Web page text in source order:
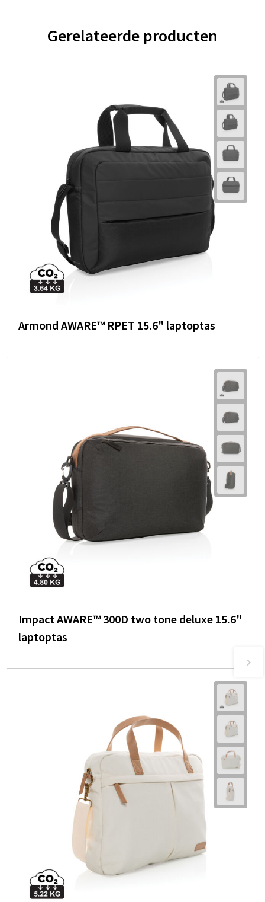
Gerelateerde producten
Armond AWARE™ RPET 15.6" laptoptas
Impact AWARE™ 300D two tone deluxe 15.6"
laptoptas